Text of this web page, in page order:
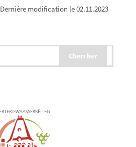
Dernière modification le 02.11.2023